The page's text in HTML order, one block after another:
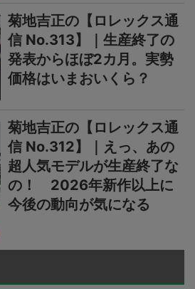
菊地吉正の【ロレックス通
信 No.313】｜生産終了の
発表からほぼ2カ月。実勢
価格はいまおいくら？
菊地吉正の【ロレックス通
信 No.312】｜えっ、あの
超人気モデルが生産終了な
の！ 2026年新作以上に
今後の動向が気になる